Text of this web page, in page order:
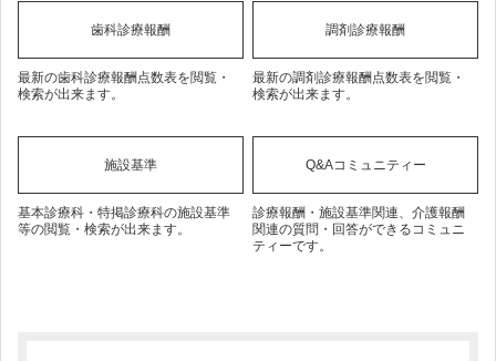
歯科診療報酬
最新の歯科診療報酬点数表を閲覧・
検索が出来ます。
調剤診療報酬
最新の調剤診療報酬点数表を閲覧・
検索が出来ます。
施設基準
基本診療科・特掲診療科の施設基準
等の閲覧・検索が出来ます。
Q&Aコミュニティー
診療報酬・施設基準関連、介護報酬
関連の質問・回答ができるコミュニ
ティーです。